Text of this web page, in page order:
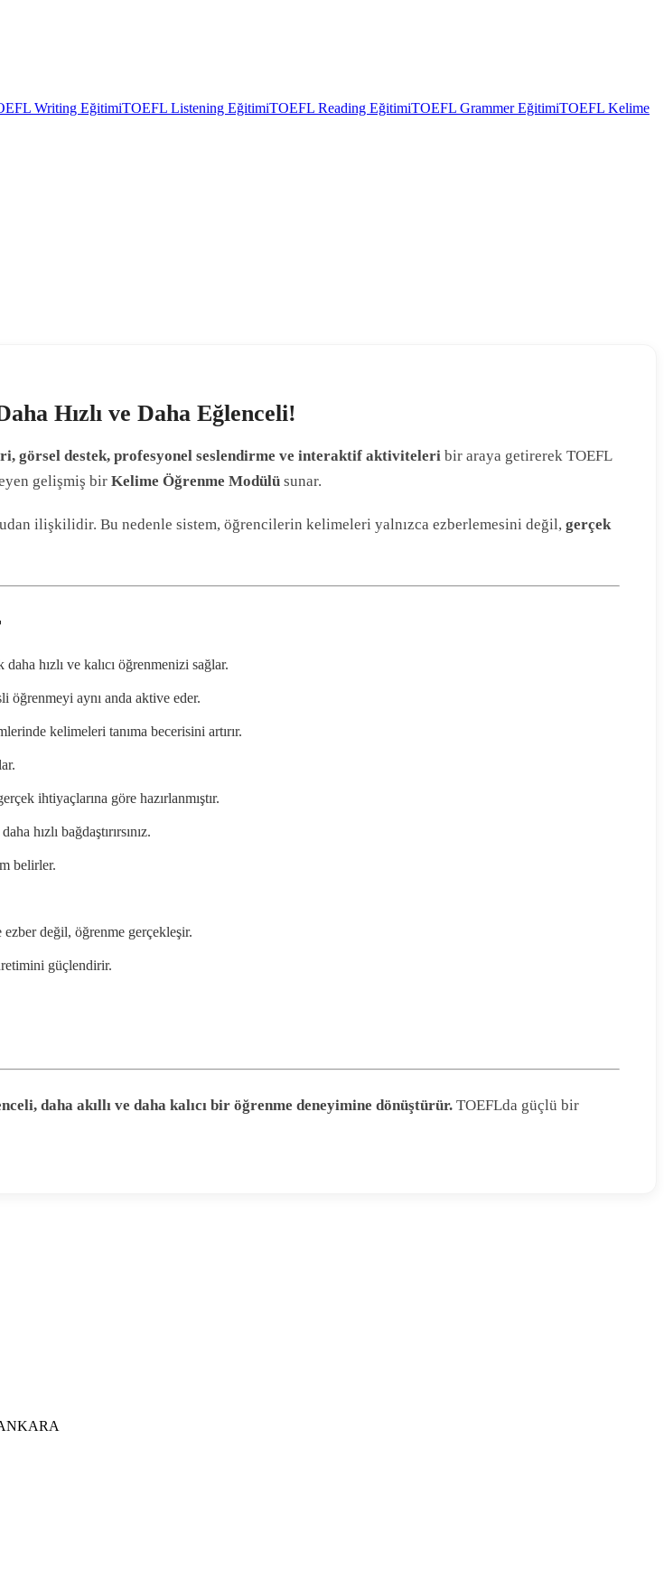
Writing EğitimiTOEFL Listening EğitimiTOEFL Reading EğitimiTOEFL Grammer EğitimiTOEFL Kelime
Hızlı ve Daha Eğlenceli!
görsel destek, profesyonel seslendirme ve interaktif aktiviteleri bir araya getirerek TOEFL
gelişmiş bir Kelime Öğrenme Modülü sunar.
ilişkilidir. Bu nedenle sistem, öğrencilerin kelimeleri yalnızca ezberlemesini değil, gerçek
daha hızlı ve kalıcı öğrenmenizi sağlar.
öğrenmeyi aynı anda aktive eder.
kelimeleri tanıma becerisini artırır.
gerçek ihtiyaçlarına göre hazırlanmıştır.
daha hızlı bağdaştırırsınız.
belirler.
ezber değil, öğrenme gerçekleşir.
güçlendirir.
daha akıllı ve daha kalıcı bir öğrenme deneyimine dönüştürür. TOEFLda güçlü bir